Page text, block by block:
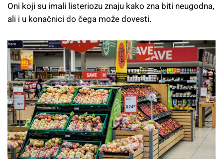
Oni koji su imali listeriozu znaju kako zna biti neugodna,
ali i u konačnici do čega može dovesti.